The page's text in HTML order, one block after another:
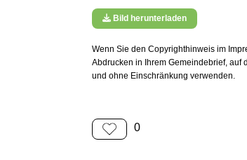
Bild herunterladen
Wenn Sie den Copyrighthinweis im
Abdrucken in Ihrem Gemeindebrief,
und ohne Einschränkung verwenden.
0